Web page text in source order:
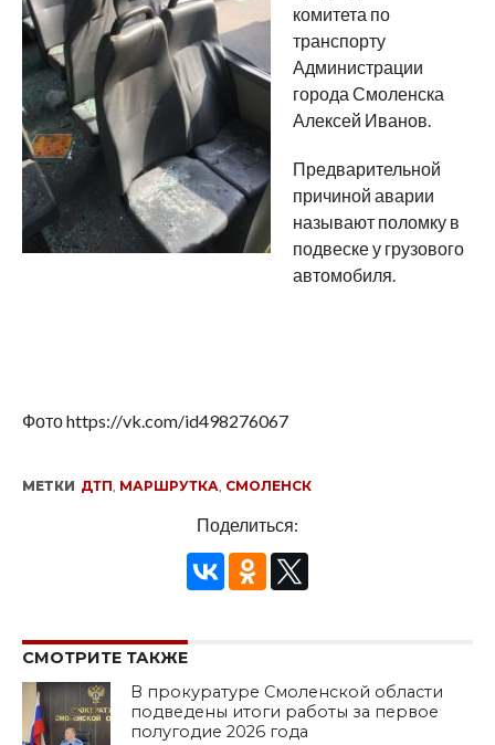
комитета по
транспорту
Администрации
города Смоленска
Алексей Иванов.
Предварительной
причиной аварии
называют поломку в
подвеске у грузового
автомобиля.
Фото https://vk.com/id498276067
МЕТКИ ДТП, МАРШРУТКА, СМОЛЕНСК
Поделиться:
СМОТРИТЕ ТАКЖЕ
В прокуратуре Смоленской области
подведены итоги работы за первое
полугодие 2026 года